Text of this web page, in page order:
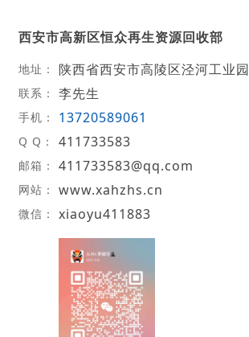
西安市高新区恒众再生资源回收部
地址： 陕西省西安市高陵区泾河工业园
联系： 李先生
手机： 13720589061
Q Q： 411733583
邮箱： 411733583@qq.com
网站： www.xahzhs.cn
微信： xiaoyu411883